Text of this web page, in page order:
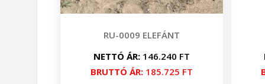
RU-0009 ELEFÁNT
NETTÓ ÁR:146.240 FT
BRUTTÓ ÁR:185.725 FT